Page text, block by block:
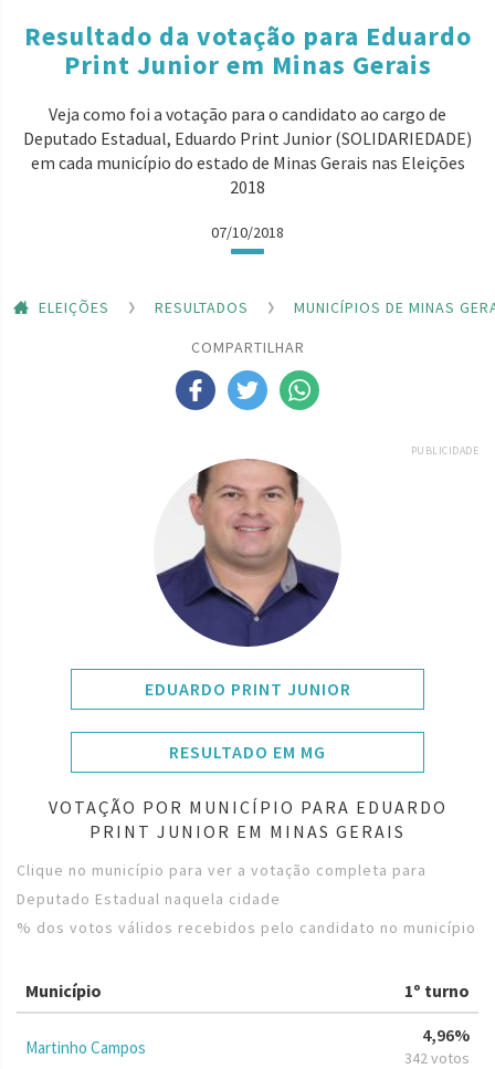
Resultado da votação para Eduardo
Print Junior em Minas Gerais
Veja como foi a votação para o candidato ao cargo de
Deputado Estadual, Eduardo Print Junior (SOLIDARIEDADE)
em cada município do estado de Minas Gerais nas Eleições
2018
07/10/2018
ELEIÇÕES RESULTADOS
MUNICÍPIOS DE MINAS
COMPARTILHAR
PUBLICIDADE
EDUARDO PRINT JUNIOR
RESULTADO EM MG
VOTAÇÃO POR MUNICÍPIO PARA EDUARDO
PRINT JUNIOR EM MINAS GERAIS
Clique no município para ver a votação completa para
Deputado Estadual naquela cidade
% dos votos válidos recebidos pelo candidato no município
Município 1º turno
Martinho Campos
4,96%
342 votos